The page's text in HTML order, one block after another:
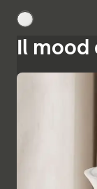
Il